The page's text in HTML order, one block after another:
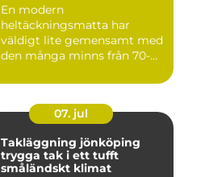
En modern
heltäckningsmatta har
väldigt lite gemensamt med
den många minns från 70-
07. jul
Takläggning jönköping
trygga tak i ett tufft
småländskt klimat